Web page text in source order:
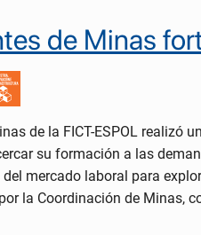
de Minas
de la FICT-ESPOL
su formación a las
mercado laboral para
la Coordinación de Minas,